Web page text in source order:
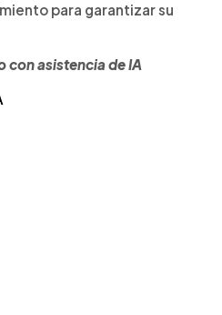
para garantizar su
con asistencia de IA